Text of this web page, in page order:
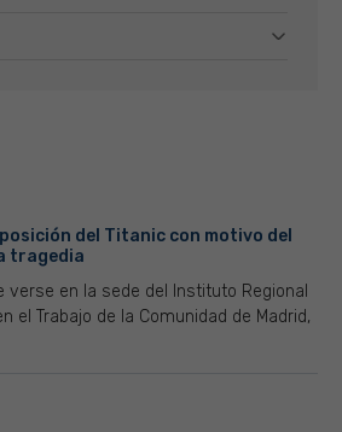
del Titanic con motivo del
tragedia
verse en la sede del Instituto Regional
el Trabajo de la Comunidad de Madrid,